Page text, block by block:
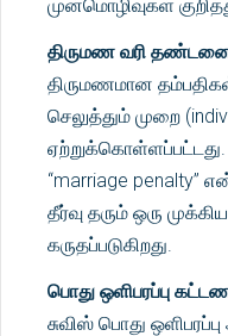
முன்மொழிவுகள்
திருமண வரி
திருமணமான
செலுத்தும் முறை
“marriage penalty”
தீர்வு தரும் ஒரு
கருதப்படுகிறது.
பொது ஒளிபரப்பு கட்டண
சுவிஸ் பொது